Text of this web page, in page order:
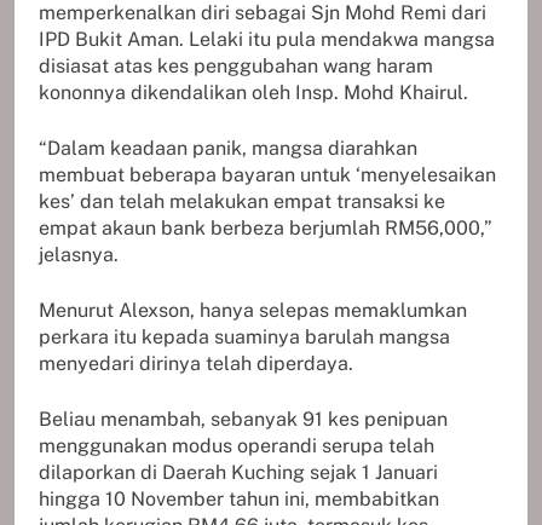
memperkenalkan diri sebagai Sjn Mohd Remi dari
IPD Bukit Aman. Lelaki itu pula mendakwa mangsa
disiasat atas kes penggubahan wang haram
kononnya dikendalikan oleh Insp. Mohd Khairul.
“Dalam keadaan panik, mangsa diarahkan
membuat beberapa bayaran untuk ‘menyelesaikan
kes’ dan telah melakukan empat transaksi ke
empat akaun bank berbeza berjumlah RM56,000,”
jelasnya.
Menurut Alexson, hanya selepas memaklumkan
perkara itu kepada suaminya barulah mangsa
menyedari dirinya telah diperdaya.
Beliau menambah, sebanyak 91 kes penipuan
menggunakan modus operandi serupa telah
dilaporkan di Daerah Kuching sejak 1 Januari
hingga 10 November tahun ini, membabitkan